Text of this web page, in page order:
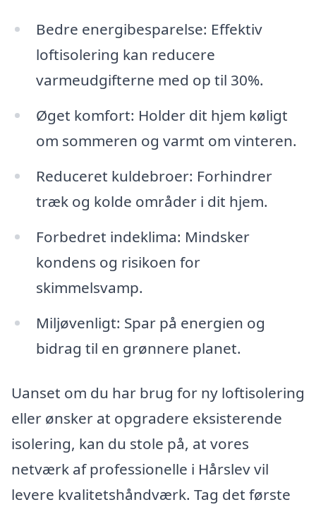
Bedre energibesparelse: Effektiv
loftisolering kan reducere
varmeudgifterne med op til 30%.
Øget komfort: Holder dit hjem køligt
om sommeren og varmt om vinteren.
Reduceret kuldebroer: Forhindrer
træk og kolde områder i dit hjem.
Forbedret indeklima: Mindsker
kondens og risikoen for
skimmelsvamp.
Miljøvenligt: Spar på energien og
bidrag til en grønnere planet.
Uanset om du har brug for ny loftisolering
eller ønsker at opgradere eksisterende
isolering, kan du stole på, at vores
netværk af professionelle i Hårslev vil
levere kvalitetshåndværk. Tag det første